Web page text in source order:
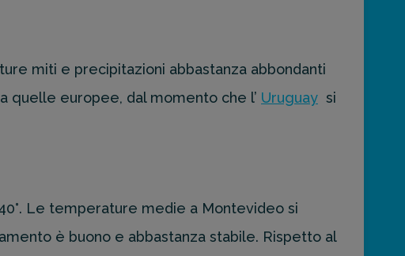
miti e precipitazioni abbastanza abbondanti
quelle europee, dal momento che l’ Uruguay si
Le temperature medie a Montevideo si
è buono e abbastanza stabile. Rispetto al